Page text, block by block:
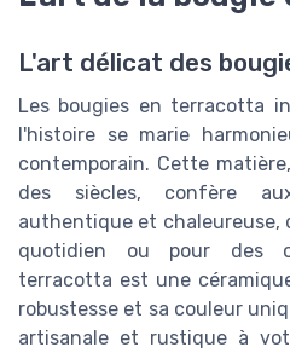
L'art délicat des
Les bougies en terracotta
l'histoire se marie
contemporain. Cette
des siècles, confère
authentique et chaleureuse,
quotidien ou pour des
terracotta est une
robustesse et sa couleur
artisanale et rustique à